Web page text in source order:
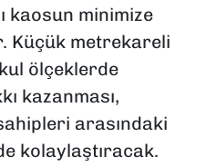
kaosun minimize
Küçük metrekareli
ölçeklerde
kazanması,
arasındaki
kolaylaştıracak.